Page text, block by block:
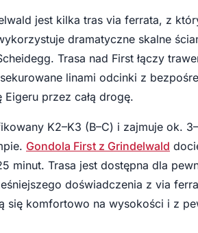
jest kilka tras via ferrata, z
dramatyczne skalne
Trasa nad First łączy
linami odcinki z
Eigeru przez całą drogę.
K2–K3 (B–C) i zajmuje ok.
Gondola First z Grindelwald
minut. Trasa jest dostępna dla
doświadczenia z via
się komfortowo na wysokości i z